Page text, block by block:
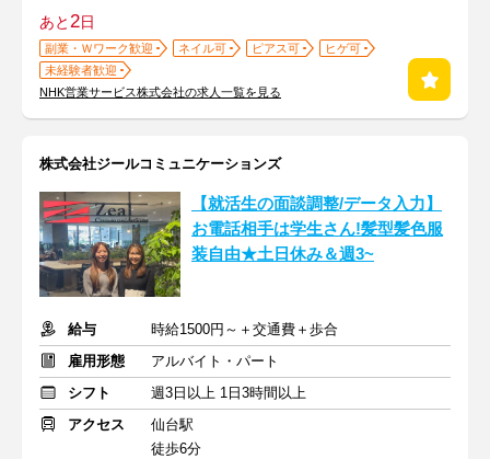
あと2日
副業・Ｗワーク歓迎 ネイル可 ピアス可
ヒゲ可
未経験者歓迎
NHK営業サービス株式会社の求人一覧を見る
株式会社ジールコミュニケーションズ
【就活生の面談調整/データ入力】
お電話相手は学生さん!髪型髪色服
装自由★土日休み＆週3~
給与
時給1500円～＋交通費＋歩合
雇用形態
アルバイト・パート
シフト
週3日以上 1日3時間以上
アクセス
仙台駅
徒歩6分